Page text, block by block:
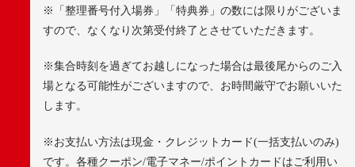
※
「整理番号付入場券」「特典券」の数には限りがございま
すので、なくなり次第受付終了とさせていただきます。
※集合時刻を過ぎてお越しになった場合は最後尾からのご入
場となる可能性がございますので、お時間厳守でお願いいた
します。
※ お支払い方法は現金・クレジットカード(一括支払いのみ)
です。各種クーポン/電子マネー/ポイントカードはご利用い